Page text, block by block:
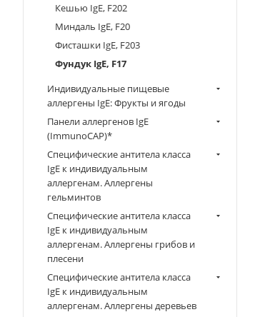
Кешью IgE, F202
Миндаль IgE, F20
Фисташки IgE, F203
Фундук IgE, F17
Индивидуальные пищевые
аллергены IgE: Фрукты и ягоды
Панели аллергенов IgE
(ImmunoCAP)*
Специфические антитела класса
IgE к индивидуальным
аллергенам. Аллергены
гельминтов
Специфические антитела класса
IgE к индивидуальным
аллергенам. Аллергены грибов и
плесени
Специфические антитела класса
IgE к индивидуальным
аллергенам. Аллергены деревьев